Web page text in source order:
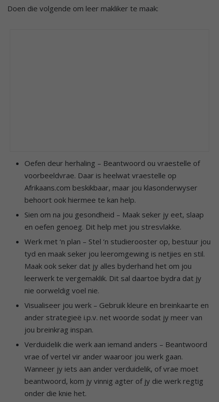
Doen die volgende om leer makliker te maak:
Oefen deur herhaling – Beantwoord ou vraestelle of
voorbeeldvrae. Daar is heelwat vraestelle op
Afrikaans.com beskikbaar, maar jou klasonderwyser
behoort ook hiermee te kan help.
Sien om na jou gesondheid – Maak seker jy eet, slaap
en oefen genoeg. Dit help met jou stresvlakke.
Werk met ‘n plan – Stel ‘n studierooster op, bestuur jou
tyd en maak seker jou leeromgewing is netjies en stil.
Maak ook seker dat jy alles byderhand het om jou
leerwerk te vergemaklik. Dit sal daartoe bydra dat jy
nie oorweldig voel nie.
Visualiseer jou werk – Gebruik kleure en breinkaarte en
ander strategieë i.p.v. net woorde sodat jy meer van
jou breinkrag inspan.
Verduidelik die werk aan iemand anders – Beantwoord
vrae of vertel vir ander waaroor jou werk gaan.
Wanneer jy iets aan ander verduidelik, of vrae moet
beantwoord, kom jy vinnig agter of jy die werk regtig
onder die knie het.